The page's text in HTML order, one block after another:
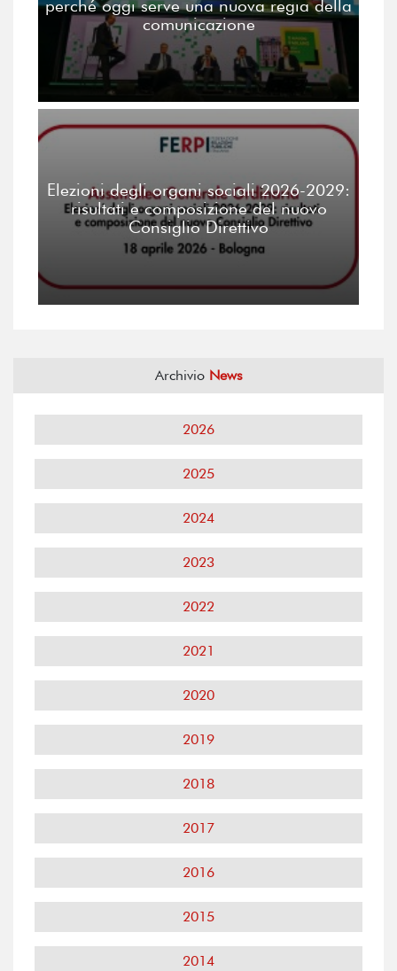
perché oggi serve una nuova regia della
comunicazione
Elezioni degli organi sociali 2026-2029:
risultati e composizione del nuovo
Consiglio Direttivo
Archivio News
2026
2025
2024
2023
2022
2021
2020
2019
2018
2017
2016
2015
2014